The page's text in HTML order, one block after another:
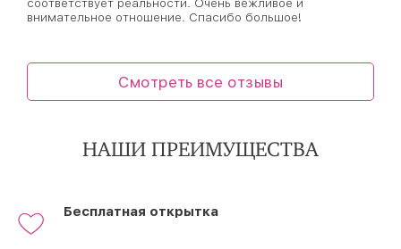
внимательное отношение. Спасибо большое!
Смотреть все отзывы
НАШИ ПРЕИМУЩЕСТВА
Бесплатная открытка